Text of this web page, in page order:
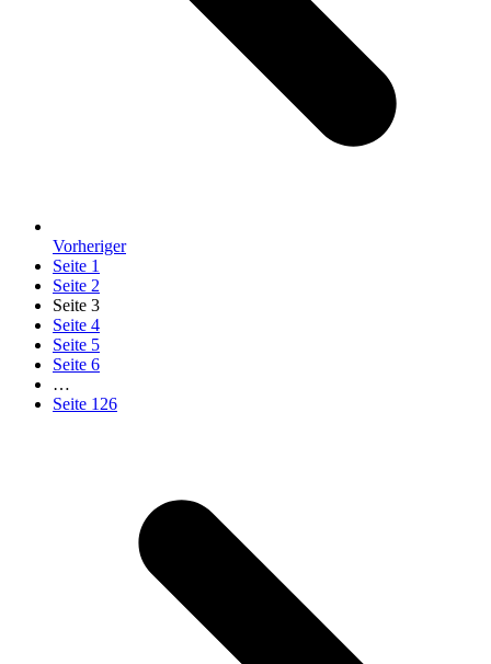
Vorheriger
Seite 1
Seite 2
Seite 3
Seite 4
Seite 5
Seite 6
…
Seite 126